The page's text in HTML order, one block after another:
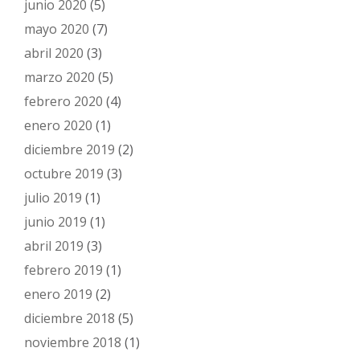
junio 2020 (5)
mayo 2020 (7)
abril 2020 (3)
marzo 2020 (5)
febrero 2020 (4)
enero 2020 (1)
diciembre 2019 (2)
octubre 2019 (3)
julio 2019 (1)
junio 2019 (1)
abril 2019 (3)
febrero 2019 (1)
enero 2019 (2)
diciembre 2018 (5)
noviembre 2018 (1)